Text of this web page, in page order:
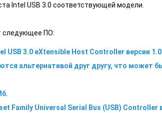
Intel USB 3.0 соответствующей модели.
следующее ПО:
3.0 eXtensible Host Controller версии
альтернативой друг другу, что может
Family Universal Serial Bus (USB)